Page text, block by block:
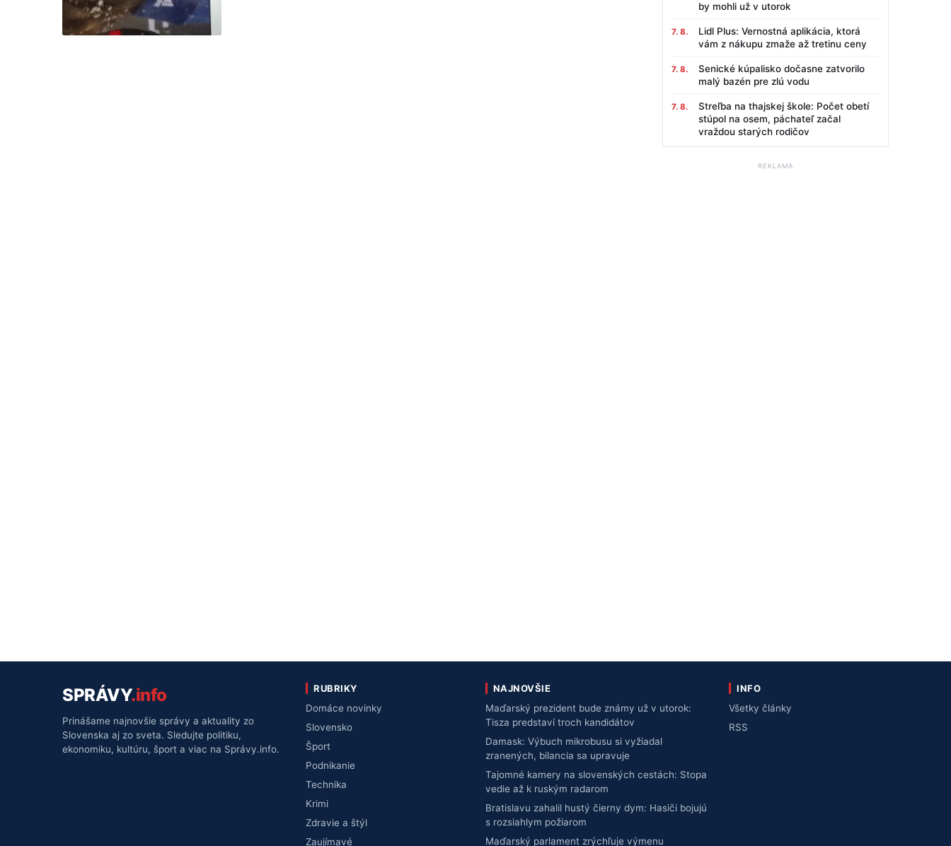
by mohli už v utorok
7. 8.
Lidl Plus: Vernostná aplikácia, ktorá
vám z nákupu zmaže až tretinu ceny
7. 8.
Senické kúpalisko dočasne zatvorilo
malý bazén pre zlú vodu
7. 8.
Streľba na thajskej škole: Počet obetí
stúpol na osem, páchateľ začal
vraždou starých rodičov
REKLAMA
SPRÁVY.info
Prinášame najnovšie správy a aktuality zo
Slovenska aj zo sveta. Sledujte politiku,
ekonomiku, kultúru, šport a viac na Správy.info.
RUBRIKY
Domáce novinky
Slovensko
Šport
Podnikanie
Technika
Krimi
Zdravie a štýl
Zaujímavé
NAJNOVŠIE
Maďarský prezident bude známy už v utorok:
Tisza predstaví troch kandidátov
Damask: Výbuch mikrobusu si vyžiadal
zranených, bilancia sa upravuje
Tajomné kamery na slovenských cestách: Stopa
vedie až k ruským radarom
Bratislavu zahalil hustý čierny dym: Hasiči bojujú
s rozsiahlym požiarom
Maďarský parlament zrýchľuje výmenu
INFO
Všetky články
RSS